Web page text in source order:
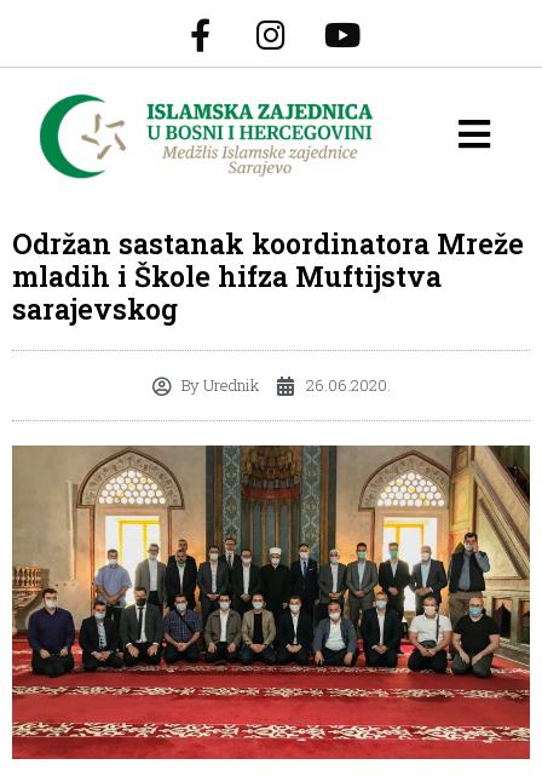
Održan sastanak koordinatora Mreže
mladih i Škole hifza Muftijstva
sarajevskog
ByUrednik 26.06.2020.